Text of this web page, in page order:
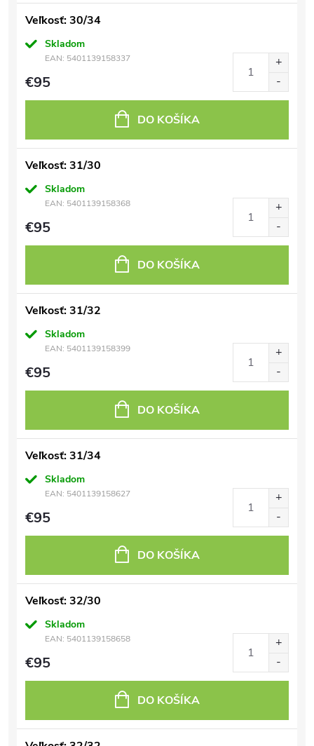
Veľkosť: 30/34
Skladom
EAN: 5401139158337
€95
DO KOŠÍKA
Veľkosť: 31/30
Skladom
EAN: 5401139158368
€95
DO KOŠÍKA
Veľkosť: 31/32
Skladom
EAN: 5401139158399
€95
DO KOŠÍKA
Veľkosť: 31/34
Skladom
EAN: 5401139158627
€95
DO KOŠÍKA
Veľkosť: 32/30
Skladom
EAN: 5401139158658
€95
DO KOŠÍKA